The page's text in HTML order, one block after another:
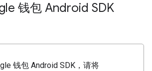
钱包 Android SDK
钱包 Android SDK，请将